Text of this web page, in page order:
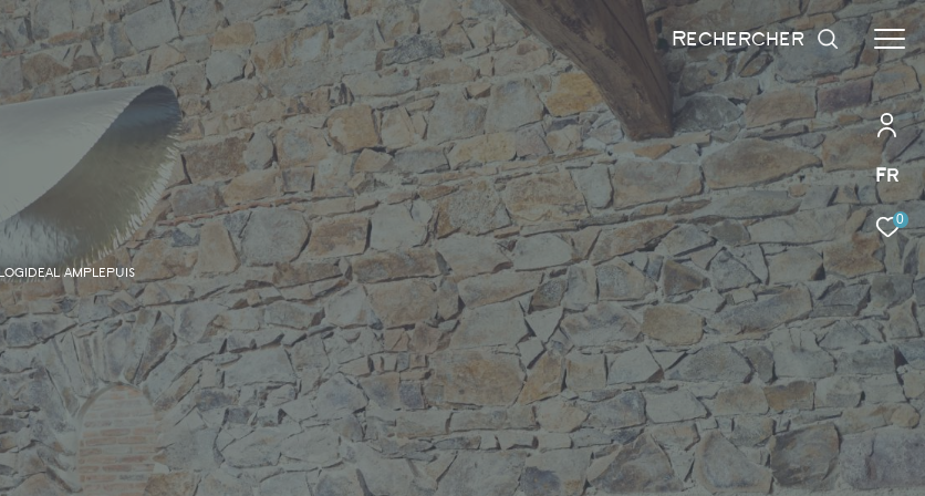
Fr
0
rechercher
LOGIDEAL AMPLEPUIS